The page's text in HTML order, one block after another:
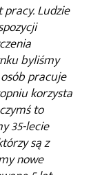
Ludzie
byliśmy
pracuje
korzysta
to
35-lecie
są z
nowe